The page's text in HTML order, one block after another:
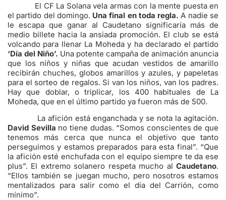
El CF La Solana vela armas con la mente puesta en
el partido del domingo. Una final en toda regla. A nadie se
le escapa que ganar al Caudetano significaría más de
medio billete hacia la ansiada promoción. El club se está
volcando para llenar La Moheda y ha declarado el partido
‘Día del Niño’. Una potente campaña de animación anuncia
que los niños y niñas que acudan vestidos de amarillo
recibirán chuches, globos amarillos y azules, y papeletas
para el sorteo de regalos. Si van los niños, van los padres.
Hay que doblar, o triplicar, los 400 habituales de La
Moheda, que en el último partido ya fueron más de 500.
La afición está enganchada y se nota la agitación.
David Sevilla no tiene dudas. “Somos conscientes de que
tenemos más cerca que nunca el objetivo que tanto
perseguimos y estamos preparados para esta final”. “Que
la afición esté enchufada con el equipo siempre te da ese
plus”. El extremo solanero respeta mucho al Caudetano.
“Ellos también se juegan mucho, pero nosotros estamos
mentalizados para salir como el día del Carrión, como
mínimo”.